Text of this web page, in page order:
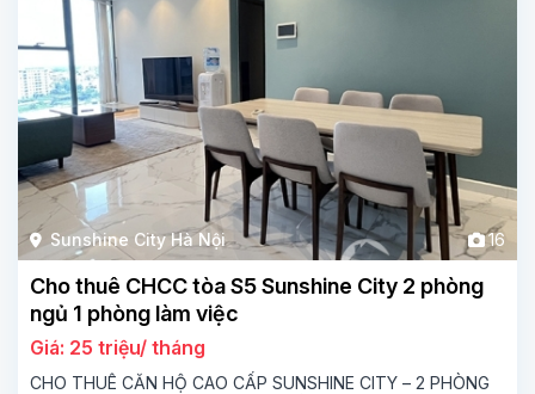
Sunshine City Hà Nội 16
Cho thuê CHCC tòa S5 Sunshine City 2 phòng
ngủ 1 phòng làm việc
Giá: 25 triệu/ tháng
CHO THUÊ CĂN HỘ CAO CẤP SUNSHINE CITY – 2 PHÒNG